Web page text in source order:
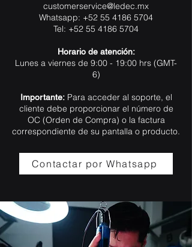
customerservice@ledec.mx
Whatsapp: +52 55 4186 5704
Tel: +52 55 4186 5704
Horario de atención:
Lunes a viernes de 9:00 - 19:00 hrs (GMT-
6)
Importante: Para acceder al soporte, el
cliente debe proporcionar el número de
OC (Orden de Compra) o la factura
correspondiente de su pantalla o producto.
Contactar por Whatsapp